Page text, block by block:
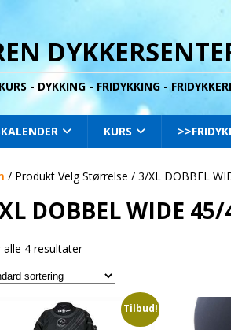
- DYKKING - FRIDYKKING -
KURS
/ Produkt Velg Størrelse / 3/XL DOBBEL
DOBBEL WIDE 45/
alle 4 resultater
Tilbud!